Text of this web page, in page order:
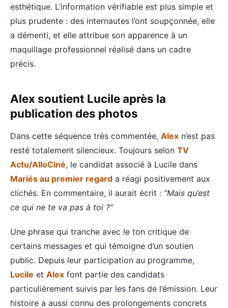
esthétique. L’information vérifiable est plus simple et
plus prudente : des internautes l’ont soupçonnée, elle
a démenti, et elle attribue son apparence à un
maquillage professionnel réalisé dans un cadre
précis.
Alex soutient Lucile après la
publication des photos
Dans cette séquence très commentée, Alex n’est pas
resté totalement silencieux. Toujours selon TV
Actu/AlloCiné, le candidat associé à Lucile dans
Mariés au premier regard a réagi positivement aux
clichés. En commentaire, il aurait écrit : “Mais qu’est
ce qui ne te va pas à toi ?”
Une phrase qui tranche avec le ton critique de
certains messages et qui témoigne d’un soutien
public. Depuis leur participation au programme,
Lucile et Alex font partie des candidats
particulièrement suivis par les fans de l’émission. Leur
histoire a aussi connu des prolongements concrets